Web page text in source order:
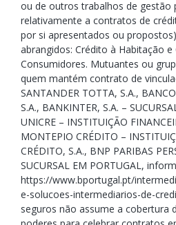
ou de outros trabalhos de gestão
relativamente a contratos de
por si apresentados ou
abrangidos: Crédito à Habitação e
Consumidores. Mutuantes ou
quem mantém contrato de
SANTANDER TOTTA, S.A.,
S.A., BANKINTER, S.A. –
UNICRE – INSTITUIÇÃO
MONTEPIO CRÉDITO –
CRÉDITO, S.A., BNP PARIBAS
SUCURSAL EM PORTUGAL,
https://www.bportugal.pt/
e-solucoes-intermediarios-de-
seguros não assume a cobertura